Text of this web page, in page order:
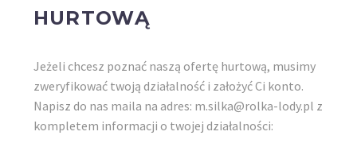
HURTOWĄ
Jeżeli chcesz poznać naszą ofertę hurtową, musimy
zweryfikować twoją działalność i założyć Ci konto.
Napisz do nas maila na adres: m.silka@rolka-lody.pl z
kompletem informacji o twojej działalności: